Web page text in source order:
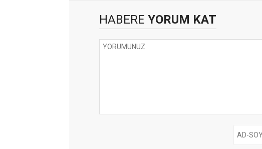
HABERE YORUM KAT